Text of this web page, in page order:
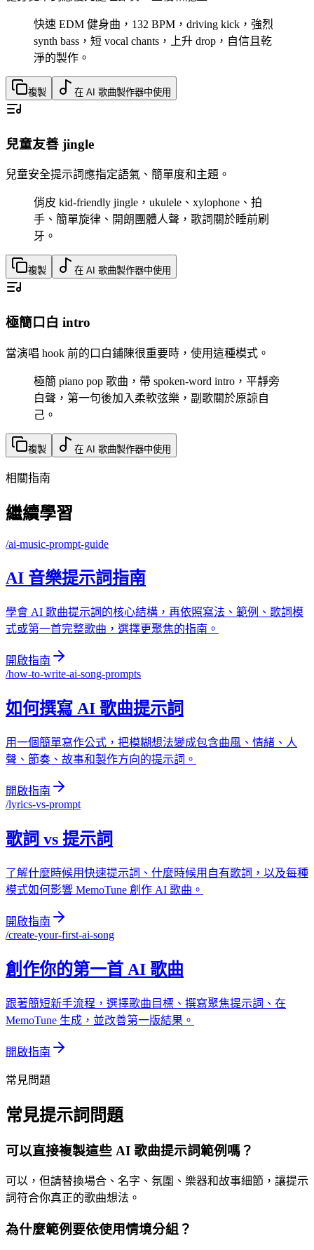
快速 EDM 健身曲，132 BPM，driving kick，強烈
synth bass，短 vocal chants，上升 drop，自信且乾
淨的製作。
複製 在 AI 歌曲製作器中使用
兒童友善 jingle
兒童安全提示詞應指定語氣、簡單度和主題。
俏皮 kid-friendly jingle，ukulele、xylophone、拍
手、簡單旋律、開朗團體人聲，歌詞關於睡前刷
牙。
複製 在 AI 歌曲製作器中使用
極簡口白 intro
當演唱 hook 前的口白鋪陳很重要時，使用這種模式。
極簡 piano pop 歌曲，帶 spoken-word intro，平靜旁
白聲，第一句後加入柔軟弦樂，副歌關於原諒自
己。
複製 在 AI 歌曲製作器中使用
相關指南
繼續學習
/ai-music-prompt-guide
AI 音樂提示詞指南
學會 AI 歌曲提示詞的核心結構，再依照寫法、範例、歌詞模
式或第一首完整歌曲，選擇更聚焦的指南。
開啟指南
/how-to-write-ai-song-prompts
如何撰寫 AI 歌曲提示詞
用一個簡單寫作公式，把模糊想法變成包含曲風、情緒、人
聲、節奏、故事和製作方向的提示詞。
開啟指南
/lyrics-vs-prompt
歌詞 vs 提示詞
了解什麼時候用快速提示詞、什麼時候用自有歌詞，以及每種
模式如何影響 MemoTune 創作 AI 歌曲。
開啟指南
/create-your-first-ai-song
創作你的第一首 AI 歌曲
跟著簡短新手流程，選擇歌曲目標、撰寫聚焦提示詞、在
MemoTune 生成，並改善第一版結果。
開啟指南
常見問題
常見提示詞問題
可以直接複製這些 AI 歌曲提示詞範例嗎？
可以，但請替換場合、名字、氛圍、樂器和故事細節，讓提示
詞符合你真正的歌曲想法。
為什麼範例要依使用情境分組？